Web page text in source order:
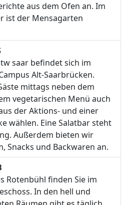
aus dem Ofen an. Im
ist der Mensagarten
saar befindet sich im
Alt-Saarbrücken.
mittags neben dem
vegetarischen Menü auch
der Aktions- und einer
wählen. Eine Salatbar steht
Außerdem bieten wir
Snacks und Backwaren an.
Rotenbühl finden Sie im
In den hell und